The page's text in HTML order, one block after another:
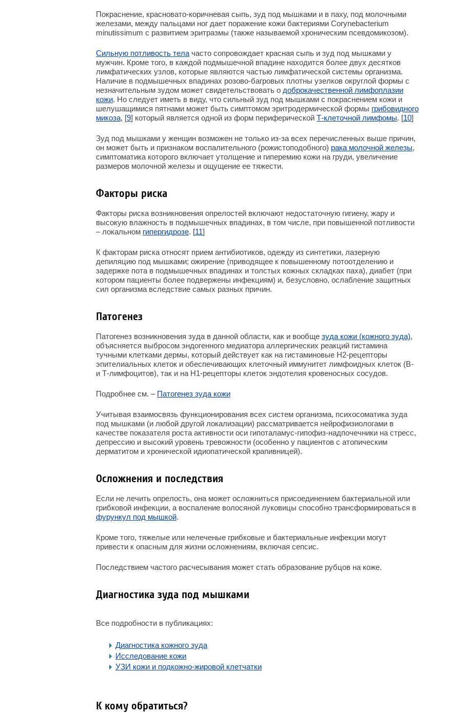
Покраснение, красновато-коричневая сыпь, зуд под мышками и в паху, под молочными
железами, между пальцами ног дает поражение кожи бактериями Corynebacterium
minutissimum с развитием эритразмы (также называемой хроническим псевдомикозом).
Сильную потливость тела часто сопровождает красная сыпь и зуд под мышками у
мужчин. Кроме того, в каждой подмышечной впадине находится более двух десятков
лимфатических узлов, которые являются частью лимфатической системы организма.
Наличие в подмышечных впадинах розово-багровых плотны узелков округлой формы с
незначительным зудом может свидетельствовать о доброкачественной лимфоплазии
кожи. Но следует иметь в виду, что сильный зуд под мышками с покраснением кожи и
шелушащимися пятнами может быть симптомом эритродермической формы грибовидного
микоза, [9] который является одной из форм периферической Т-клеточной лимфомы. [10]
Зуд под мышками у женщин возможен не только из-за всех перечисленных выше причин,
он может быть и признаком воспалительного (рожистоподобного) рака молочной железы,
симптоматика которого включает утолщение и гиперемию кожи на груди, увеличение
размеров молочной железы и ощущение ее тяжести.
Факторы риска
Факторы риска возникновения опрелостей включают недостаточную гигиену, жару и
высокую влажность в подмышечных впадинах, в том числе, при повышенной потливости
– локальном гипергидрозе. [11]
К факторам риска относят прием антибиотиков, одежду из синтетики, лазерную
депиляцию под мышками; ожирение (приводящее к повышенному потоотделению и
задержке пота в подмышечных впадинах и толстых кожных складках паха), диабет (при
котором пациенты более подвержены инфекциям) и, безусловно, ослабление защитных
сил организма вследствие самых разных причин.
Патогенез
Патогенез возникновения зуда в данной области, как и вообще зуда кожи (кожного зуда),
объясняется выбросом эндогенного медиатора аллергических реакций гистамина
тучными клетками дермы, который действует как на гистаминовые Н2-рецепторы
эпителиальных клеток и обеспечивающих клеточный иммунитет лимфоидных клеток (В-
и Т-лимфоцитов), так и на Н1-рецепторы клеток эндотелия кровеносных сосудов.
Подробнее см. – Патогенез зуда кожи
Учитывая взаимосвязь функционирования всех систем организма, психосоматика зуда
под мышками (и любой другой локализации) рассматривается нейрофизиологами в
качестве показателя роста активности оси гипоталамус-гипофиз-надпочечники на стресс,
депрессию и высокий уровень тревожности (особенно у пациентов с атопическим
дерматитом и хронической идиопатической крапивницей).
Осложнения и последствия
Если не лечить опрелость, она может осложниться присоединением бактериальной или
грибковой инфекции, а воспаление волосяной луковицы способно трансформироваться в
фурункул под мышкой.
Кроме того, тяжелые или нелеченые грибковые и бактериальные инфекции могут
привести к опасным для жизни осложнениям, включая сепсис.
Последствием частого расчесывания может стать образование рубцов на коже.
Диагностика зуда под мышками
Все подробности в публикациях:
Диагностика кожного зуда
Исследование кожи
УЗИ кожи и подкожно-жировой клетчатки
К кому обратиться?